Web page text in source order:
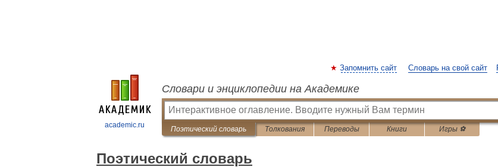
academic.ru
Запомнить сайт Словарь на свой сайт
Словари и энциклопедии на Академике
Поэтический словарь Толкования Переводы Книги Игры ⚽
Поэтический словарь